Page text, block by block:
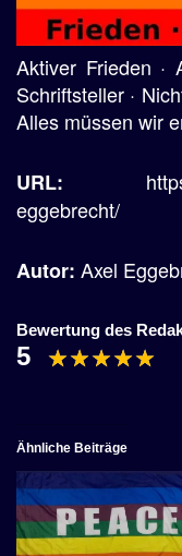
Aktiver Frieden ·
Schriftsteller ·
Alles müssen wir
URL:
eggebrecht/
Autor: Axel
Bewertung des
5
Ähnliche Beiträge